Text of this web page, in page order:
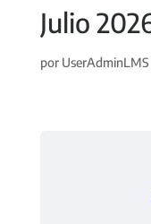
Julio
por UserAdminLMS